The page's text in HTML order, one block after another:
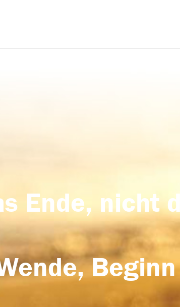
Ende, nicht